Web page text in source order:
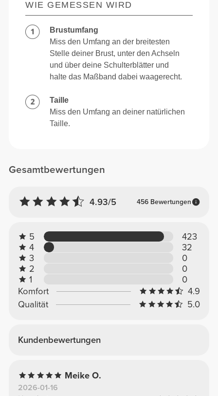
Gesamtbewertungen
4.93/5 456 Bewertungen
5
423
4
32
3
0
2
0
1
0
Komfort
4.9
Qualität
5.0
Kundenbewertungen
Meike O.
2026-01-16
WIE GEMESSEN WIRD
Brustumfang
Miss den Umfang an der breitesten
Stelle deiner Brust, unter den Achseln
und über deine Schulterblätter und
halte das Maßband dabei waagerecht.
Taille
Miss den Umfang an deiner natürlichen
Taille.